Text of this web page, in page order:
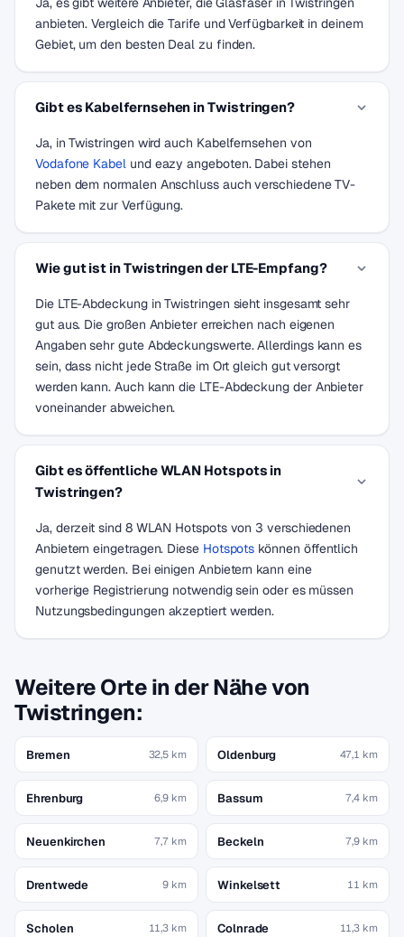
anbieten. Vergleich die Tarife und Verfügbarkeit in deinem
Gebiet, um den besten Deal zu finden.
Gibt es Kabelfernsehen in Twistringen?
Ja, in Twistringen wird auch Kabelfernsehen von
Vodafone Kabelund eazy angeboten. Dabei stehen
neben dem normalen Anschluss auch verschiedene TV-
Pakete mit zur Verfügung.
Wie gut ist in Twistringen der LTE-Empfang?
Die LTE-Abdeckung in Twistringen sieht insgesamt sehr
gut aus. Die großen Anbieter erreichen nach eigenen
Angaben sehr gute Abdeckungswerte. Allerdings kann es
sein, dass nicht jede Straße im Ort gleich gut versorgt
werden kann. Auch kann die LTE-Abdeckung der Anbieter
voneinander abweichen.
Gibt es öffentliche WLAN Hotspots in
Twistringen?
Ja, derzeit sind 8 WLAN Hotspots von 3 verschiedenen
Anbietern eingetragen. Diese Hotspots können öffentlich
genutzt werden. Bei einigen Anbietern kann eine
vorherige Registrierung notwendig sein oder es müssen
Nutzungsbedingungen akzeptiert werden.
Weitere Orte in der Nähe von
Twistringen:
Bremen 32,5 km Oldenburg 47,1 km
Ehrenburg 6,9 km Bassum 7,4 km
Neuenkirchen 7,7 km Beckeln 7,9 km
Drentwede 9 km Winkelsett 11 km
Scholen 11,3 km Colnrade 11,3 km